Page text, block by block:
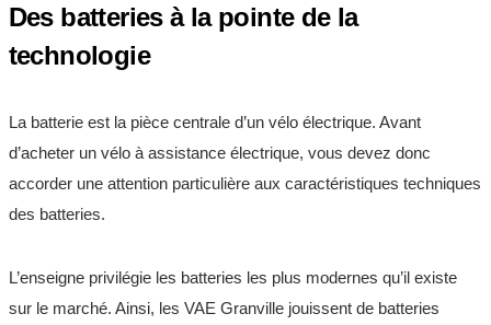
Des batteries à la pointe de la
technologie
La batterie est la pièce centrale d’un vélo électrique. Avant
d’acheter un vélo à assistance électrique, vous devez donc
accorder une attention particulière aux caractéristiques techniques
des batteries.
L’enseigne privilégie les batteries les plus modernes qu’il existe
sur le marché. Ainsi, les VAE Granville jouissent de batteries